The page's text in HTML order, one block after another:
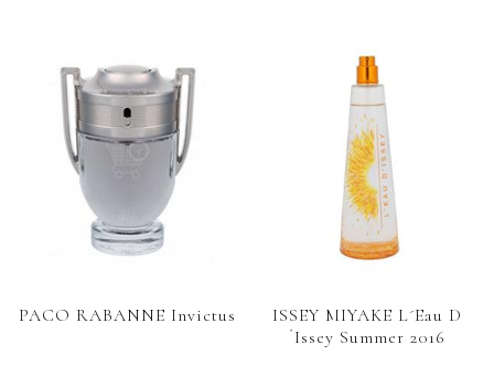
PACO RABANNE Invictus
ISSEY MIYAKE L´Eau D
´Issey Summer 2016